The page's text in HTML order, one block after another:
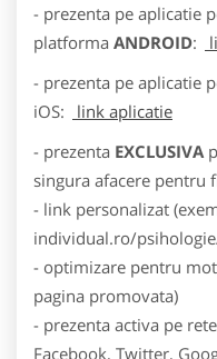
- prezenta pe aplicatie
platforma ANDROID:
- prezenta pe aplicatie
iOS:
link aplicatie
- prezenta EXCLUSIVA
singura afacere pentru
- link personalizat
individual.ro/
- optimizare pentru
pagina promovata)
- prezenta activa pe
Facebook, Twitter,